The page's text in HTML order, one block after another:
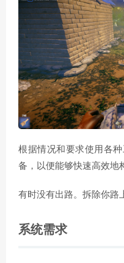
根据情况和要求使用各
备，以便能够快速高效地
有时没有出路。拆除你路
系统需求